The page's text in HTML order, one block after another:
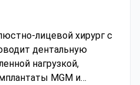
лицевой хирург с
дентальную
нагрузкой,
MGM и